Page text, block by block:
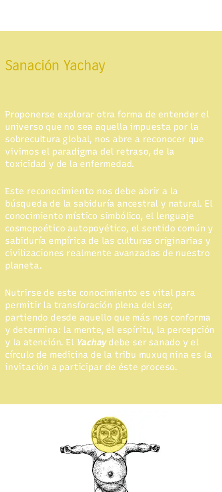
Sanación Yachay
Proponerse explorar otra forma de entender el
universo que no sea aquella impuesta por la
sobrecultura global, nos abre a reconocer que
vivimos el paradigma del retraso, de la
toxicidad y de la enfermedad.
Este reconocimiento nos debe abrir a la
búsqueda de la sabiduría ancestral y natural. El
conocimiento místico simbólico, el lenguaje
cosmopoético autopoyético, el sentido común y
sabiduría empírica de las culturas originarias y
civilizaciones realmente avanzadas de nuestro
planeta.
Nutrirse de este conocimiento es vital para
permitir la transforación plena del ser,
partiendo desde aquello que más nos conforma
y determina: la mente, el espíritu, la percepción
y la atención. El Yachaydebe ser sanado y el
círculo de medicina de la tribu muxuq nina es la
invitación a participar de éste proceso.